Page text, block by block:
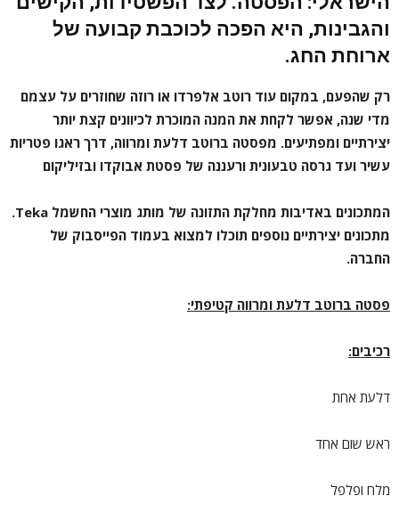
והגבינות, היא הפכה לכוכבת קבועה של
ארוחת החג.
רק שהפעם, במקום עוד רוטב אלפרדו או רוזה שחוזרים על עצמם
מדי שנה, אפשר לקחת את המנה המוכרת לכיוונים קצת יותר
יצירתיים ומפתיעים. מפסטה ברוטב דלעת ומרווה, דרך ראגו פטריות
עשיר ועד גרסה טבעונית ורעננה של פסטת אבוקדו ובזיליקום
המתכונים באדיבות מחלקת התזונה של מותג מוצרי החשמל Teka
.
מתכונים יצירתיים נוספים תוכלו למצוא בעמוד הפייסבוק של
החברה.
פסטה ברוטב דלעת ומרווה קטיפתי:
רכיבים:
דלעת אחת
ראש שום אחד
מלח ופלפל